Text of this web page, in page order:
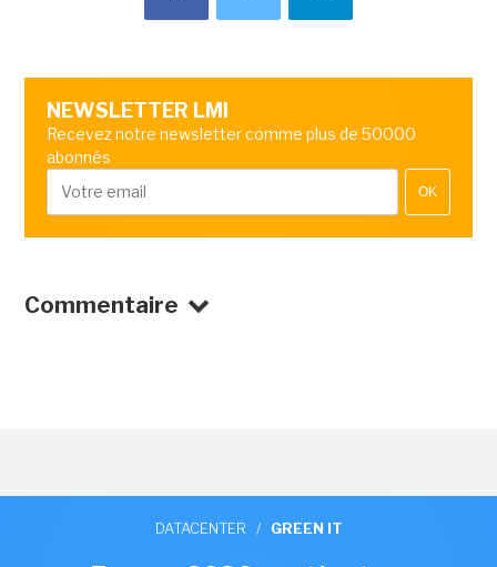
NEWSLETTER LMI
Recevez notre newsletter comme plus de 50000
abonnés
OK
Commentaire
DATACENTER / GREEN IT